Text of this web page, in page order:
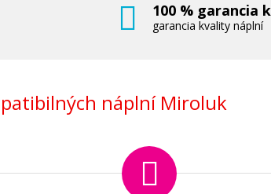
100 % garancia
garancia kvality náplní
náplní Miroluk